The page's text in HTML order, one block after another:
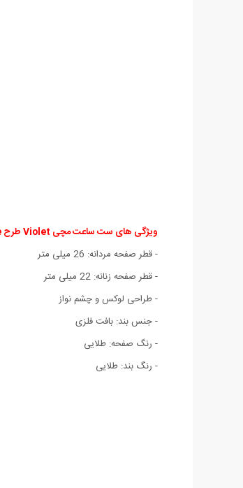
ویژگی های ست ساعت مچی Violet طرح Acore :
- قطر صفحه مردانه: 26 میلی متر
- قطر صفحه زنانه: 22 میلی متر
- طراحی لوکس و چشم نواز
- جنس بند: بافت فلزی
- رنگ صفحه: طلایی
- رنگ بند: طلایی